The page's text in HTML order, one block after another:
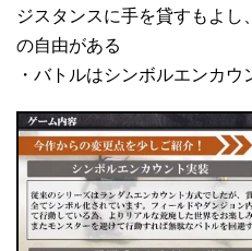
ジスタンスに手を貸すもよ
の自由がある
・バトルはシンボルエンカ